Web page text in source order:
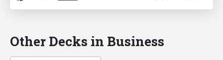
Other Decks in Business